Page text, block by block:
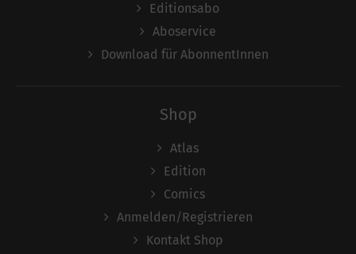
Editionsabo
Aboservice
Download für AbonnentInnen
Shop
Atlas
Edition
Comics
Anmelden/Registrieren
Kontakt Shop